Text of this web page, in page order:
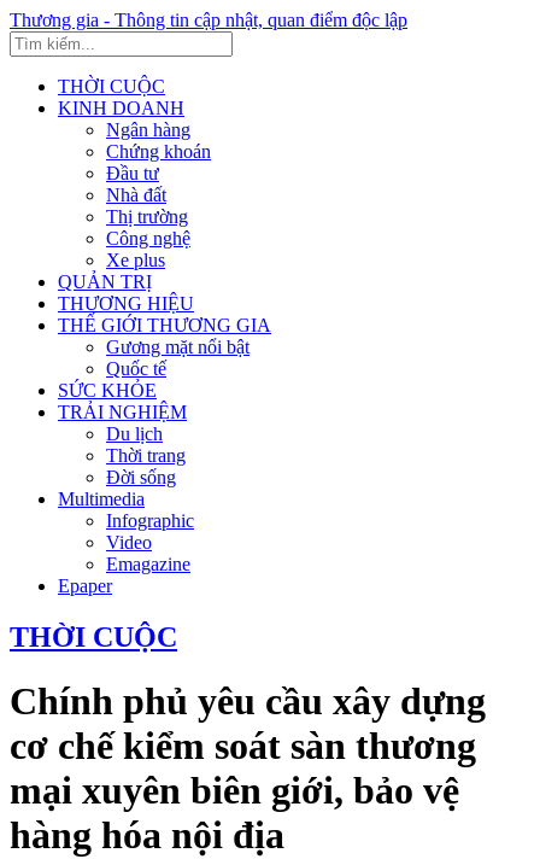
Thương gia - Thông tin cập nhật, quan điểm độc lập
THỜI CUỘC
KINH DOANH
Ngân hàng
Chứng khoán
Đầu tư
Nhà đất
Thị trường
Công nghệ
Xe plus
QUẢN TRỊ
THƯƠNG HIỆU
THẾ GIỚI THƯƠNG GIA
Gương mặt nổi bật
Quốc tế
SỨC KHỎE
TRẢI NGHIỆM
Du lịch
Thời trang
Đời sống
Multimedia
Infographic
Video
Emagazine
Epaper
THỜI CUỘC
Chính phủ yêu cầu xây dựng
cơ chế kiểm soát sàn thương
mại xuyên biên giới, bảo vệ
hàng hóa nội địa